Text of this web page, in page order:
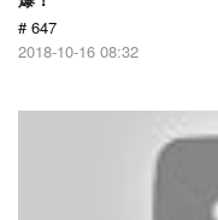
# 647
2018-10-16 08:32